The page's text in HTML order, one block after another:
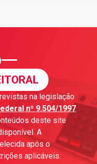
na legislação
nº 9.504/1997
deste site
A
após o
aplicáveis.